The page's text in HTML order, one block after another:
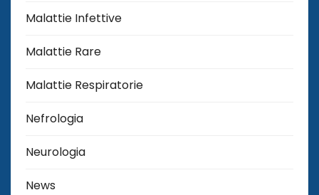
Malattie Infettive
Malattie Rare
Malattie Respiratorie
Nefrologia
Neurologia
News